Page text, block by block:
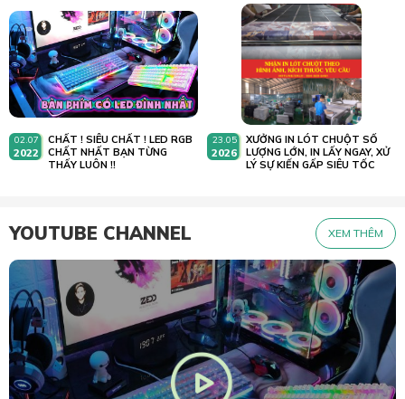
02.07
2022
CHẤT ! SIÊU CHẤT ! LED RGB
CHẤT NHẤT BẠN TỪNG
THẤY LUÔN !!
23.05
2026
XƯỞNG IN LÓT CHUỘT SỐ
LƯỢNG LỚN, IN LẤY NGAY, XỬ
LÝ SỰ KIẾN GẤP SIÊU TỐC
YOUTUBE CHANNEL XEM THÊM